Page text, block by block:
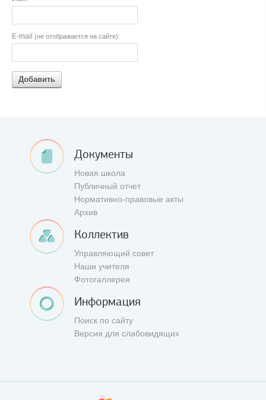
E-mail (не отображается на сайте):
Добавить
Документы
Новая школа
Публичный отчет
Нормативно-правовые акты
Архив
Коллектив
Управляющий совет
Наши учителя
Фотогаллерея
Информация
Поиск по сайту
Версия для слабовидящих